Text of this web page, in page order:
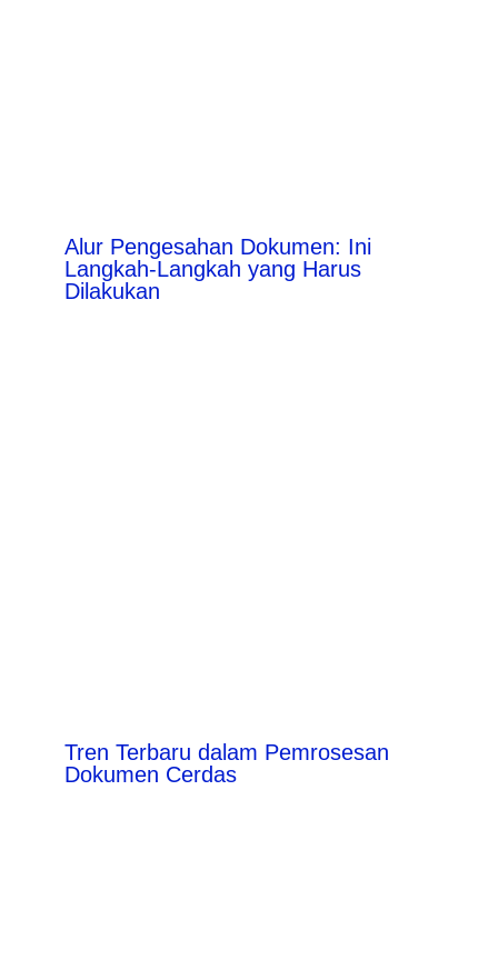
Alur Pengesahan Dokumen: Ini
Langkah-Langkah yang Harus
Dilakukan
Tren Terbaru dalam Pemrosesan
Dokumen Cerdas